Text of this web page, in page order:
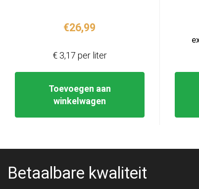
€26,99
Toevoegen aan
winkelwagen
€ 3,17 per liter
Betaalbare kwaliteit